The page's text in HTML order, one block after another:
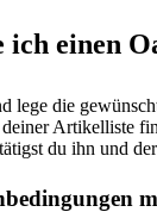
ich einen
lege die
Artikelliste
du ihn und